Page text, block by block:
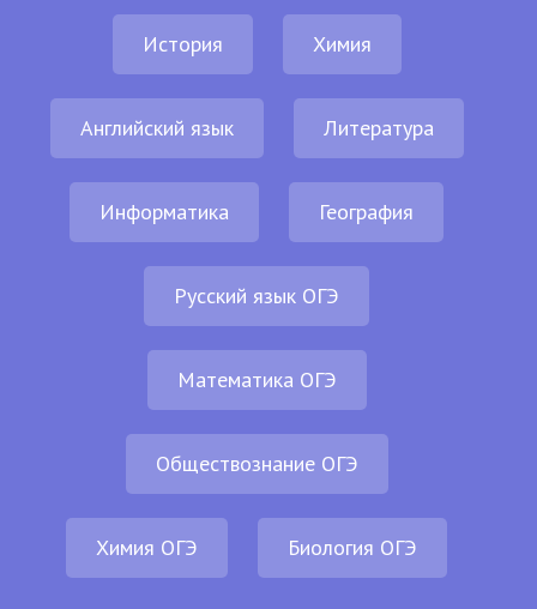
История Химия
Английский язык Литература
Информатика География
Русский язык ОГЭ
Математика ОГЭ
Обществознание ОГЭ
Химия ОГЭ Биология ОГЭ